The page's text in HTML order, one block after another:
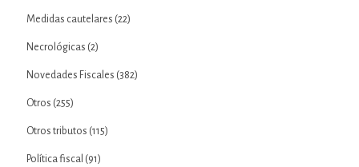
Medidas cautelares (22)
Necrológicas (2)
Novedades Fiscales (382)
Otros (255)
Otros tributos (115)
Política fiscal (91)